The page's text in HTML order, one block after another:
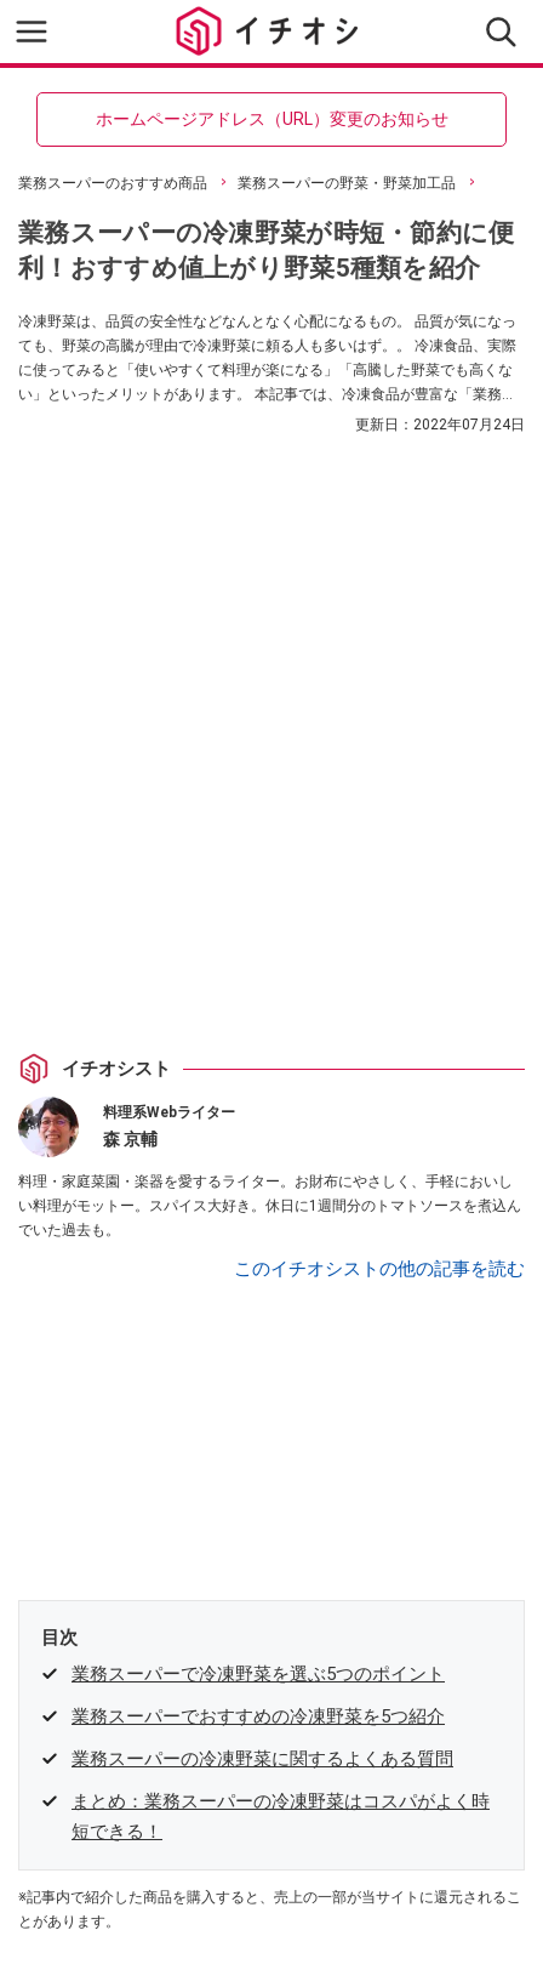
ホームページアドレス（URL）変更のお知らせ
業務スーパーのおすすめ商品 業務スーパーの野菜・野菜加工品
業務スーパーの冷凍野菜が時短・節約に便
利！おすすめ値上がり野菜5種類を紹介
冷凍野菜は、品質の安全性などなんとなく心配になるもの。 品質が気になっ
ても、野菜の高騰が理由で冷凍野菜に頼る人も多いはず。。 冷凍食品、実際
に使ってみると「使いやすくて料理が楽になる」「高騰した野菜でも高くな
い」といったメリットがあります。 本記事では、冷凍食品が豊富な「業務ス
ーパー」で手に入る「イチオシの冷凍野菜」を料理好きブロガーの森さんに
更新日： 2022年07月24日
イチオシスト
料理系Webライター
森 京輔
料理・家庭菜園・楽器を愛するライター。お財布にやさしく、手軽においし
い料理がモットー。スパイス大好き。休日に1週間分のトマトソースを煮込ん
でいた過去も。
このイチオシストの他の記事を読む
目次
業務スーパーで冷凍野菜を選ぶ5つのポイント
業務スーパーでおすすめの冷凍野菜を5つ紹介
業務スーパーの冷凍野菜に関するよくある質問
まとめ：業務スーパーの冷凍野菜はコスパがよく時
短できる！
※記事内で紹介した商品を購入すると、売上の一部が当サイトに還元されるこ
とがあります。